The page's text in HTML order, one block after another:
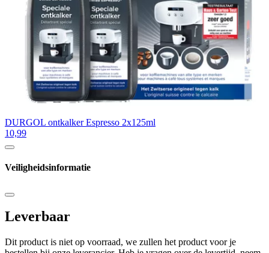
DURGOL ontkalker Espresso 2x125ml
10,99
Veiligheidsinformatie
Leverbaar
Dit product is niet op voorraad, we zullen het product voor je